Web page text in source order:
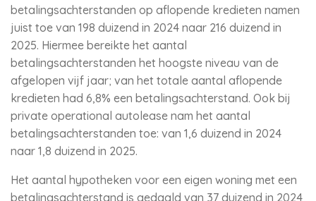
betalingsachterstanden op aflopende kredieten namen
juist toe van 198 duizend in 2024 naar 216 duizend in
2025. Hiermee bereikte het aantal
betalingsachterstanden het hoogste niveau van de
afgelopen vijf jaar; van het totale aantal aflopende
kredieten had 6,8% een betalingsachterstand. Ook bij
private operational autolease nam het aantal
betalingsachterstanden toe: van 1,6 duizend in 2024
naar 1,8 duizend in 2025.
Het aantal hypotheken voor een eigen woning met een
betalingsachterstand is gedaald van 37 duizend in 2024